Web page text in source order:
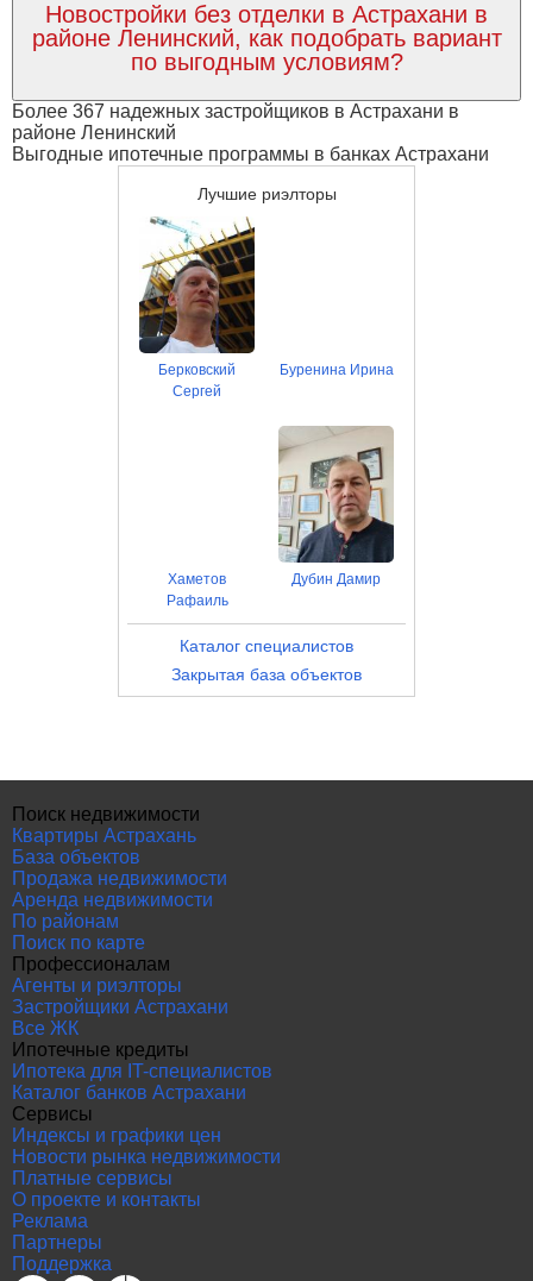
Новостройки без отделки в Астрахани в
районе Ленинский, как подобрать вариант
по выгодным условиям?
Более 367 надежных застройщиков в Астрахани в
районе Ленинский
Выгодные ипотечные программы в банках Астрахани
Лучшие риэлторы
Берковский
Сергей
Буренина Ирина
Хаметов
Рафаиль
Дубин Дамир
Каталог специалистов
Закрытая база объектов
Поиск недвижимости
Квартиры Астрахань
База объектов
Продажа недвижимости
Аренда недвижимости
По районам
Поиск по карте
Профессионалам
Агенты и риэлторы
Застройщики Астрахани
Все ЖК
Ипотечные кредиты
Ипотека для IT-специалистов
Каталог банков Астрахани
Сервисы
Индексы и графики цен
Новости рынка недвижимости
Платные сервисы
О проекте и контакты
Реклама
Партнеры
Поддержка